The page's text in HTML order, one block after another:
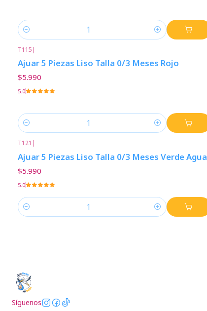
Cantidad
T115 |
Ajuar 5 Piezas Liso Talla 0/3 Meses Rojo
$5.990
5.0
Cantidad
T121
Ajuar 5 Piezas Liso Talla 0/3 Meses Verde Agua
$5.990
5.0
Cantidad
Síguenos